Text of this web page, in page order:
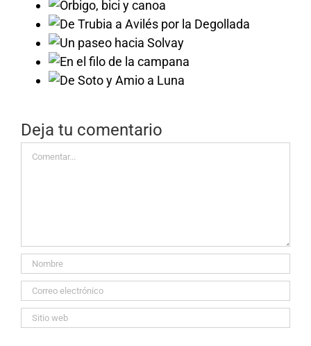
Deja tu comentario
Comentar